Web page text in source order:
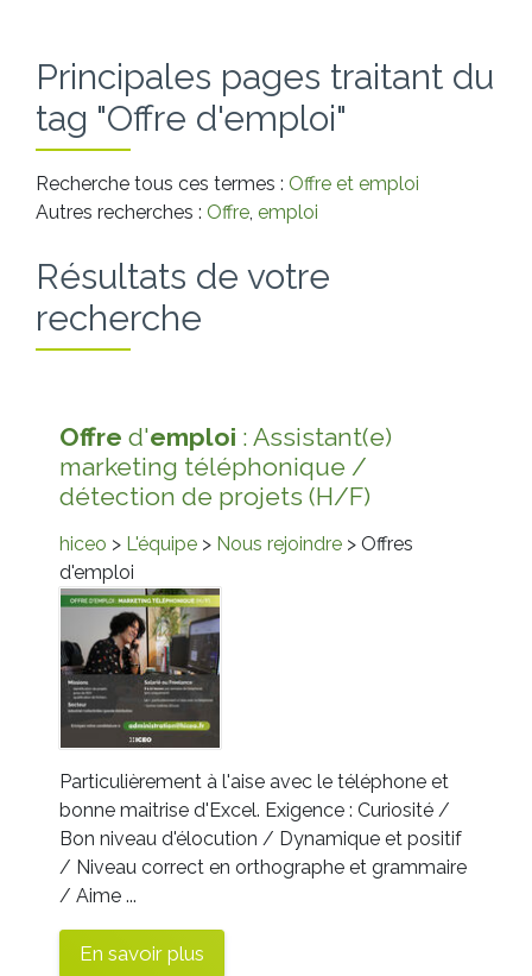
Principales pages traitant du
tag "Offre d'emploi"
Recherche tous ces termes : Offre et emploi
Autres recherches : Offre emploi
Résultats de votre
recherche
Offre d'emploi : Assistant(e)
marketing téléphonique /
détection de projets (H/F)
hiceo > L'équipe > Nous rejoindre > Offres
d'emploi
Particulièrement à l'aise avec le téléphone et
bonne maitrise d'Excel. Exigence : Curiosité /
Bon niveau d'élocution / Dynamique et positif
/ Niveau correct en orthographe et grammaire
/ Aime ...
En savoir plus